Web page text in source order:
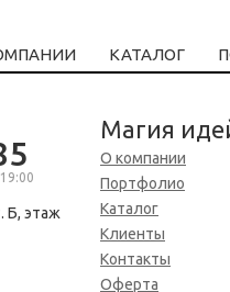
КАТАЛОГ
Б, этаж
Магия
О компании
Портфолио
Каталог
Клиенты
Контакты
Оферта